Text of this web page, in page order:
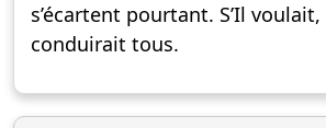
s’écartent pourtant. S’Il
conduirait tous.